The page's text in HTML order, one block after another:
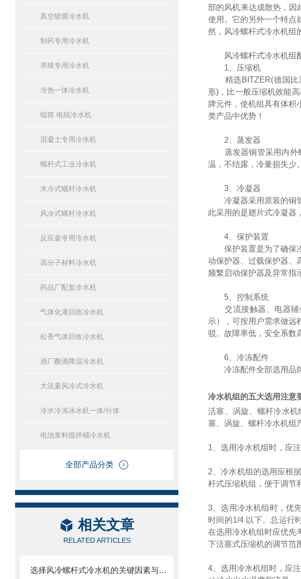
真空镀膜冷水机
制药专用冷水机
养殖专用冷水机
冷热一体冷水机
辊筒 电辊冷水机
混凝土专用冷水机
螺杆式工业冷水机
水冷式螺杆冷水机
风冷式螺杆冷水机
反应釜专用冷水机
高分子材料冷水机
药品厂配套冷水机
气体化液回收冷水机
松香气体回收冷水机
酒厂酿酒降温冷水机
大流量风冷式冷水机
冷水冷冻冰水机一体/分体
电池浆料搅拌桶冷水机
全部产品分类
相关文章
RELATED ARTICLES
选择风冷螺杆式冷水机的关键因素与建议
部的风机来达成散热，因
使用。它的另外一个特点
然，风冷螺杆式冷水机组
风冷螺杆式冷水机组
1、压缩机
精选BITZER(德国
形)，比一般压缩机效能
牌元件，使机组具有体积
类产品中优势！
2、蒸发器
蒸发器铜管采用内外螺
温，不结露，冷量损失少
3、冷凝器
冷凝器采用原装的铜管
此采用的是翅片式冷凝器
4、保护装置
保护装置是为了确保冷
动保护器、过载保护器、
频繁启动保护器及异常指
5、控制系统
交流接触器、电器辅
示），可按用户需求做远
驳。故障率低，安全系数
6、冷冻配件
冷冻配件全部选用品
冷水机组的五大选用注意
活塞、涡旋、螺杆冷水机
塞、涡旋、螺杆冷水机组
1、选用冷水机组时，应
2、冷水机组的选用应根
杆式压缩机组，便于调节
3、选用冷水机组时，优
时间的1/4 以下。总运行
在选用冷水机组时应优先
下活塞式压缩机的调节范
4、选用冷水机组时，应